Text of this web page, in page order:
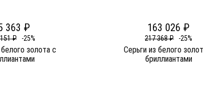
363 ₽
₽ -25%
золота c
163 026 ₽
217 368 ₽ -25%
Серьги из белого
бриллиантами